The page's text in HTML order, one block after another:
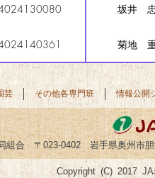
坂井
菊地
芸 その他各専門班 情報公開
組合 〒023-0402 岩手県奥州市
Copyright (C) 2017